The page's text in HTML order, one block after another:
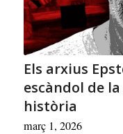
Els arxius
escàndol de
història
març 1, 2026